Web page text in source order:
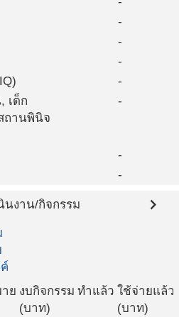
-
-
-
-
เด็ก
ถานพินิจ
-
-
-
นงาน/กิจกรรม chevron_right
ย งบกิจกรรม
(บาท)
ทำแล้ว ใช้จ่ายแล้ว
(บาท)